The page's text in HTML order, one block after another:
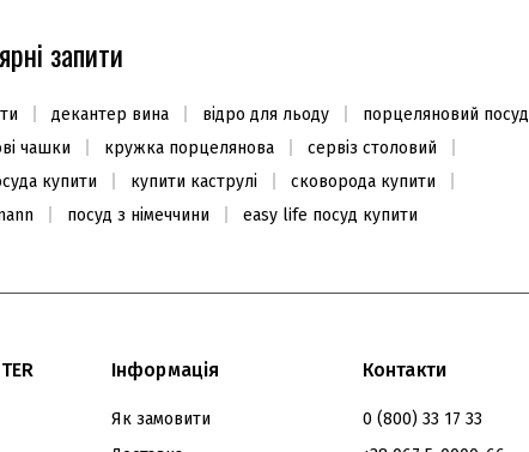
В наявності В наявності
запити
декантер вина відро для льоду
порцеляновий посуд
чашки кружка порцелянова
сервіз столовий
купити купити каструлі
сковорода купити
посуд з німеччини easy life посуд купити
Інформація
Як замовити
Контакти
0 (800) 33 17 33